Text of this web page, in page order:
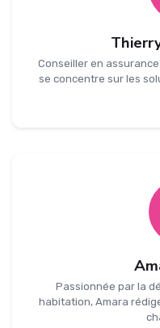
Conseiller en
se concentre sur les
Passionnée par la
habitation, Amara